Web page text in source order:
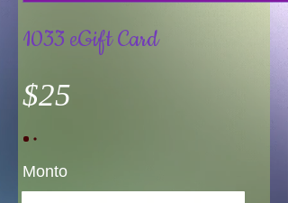
1033 eGift Card
$25
Monto